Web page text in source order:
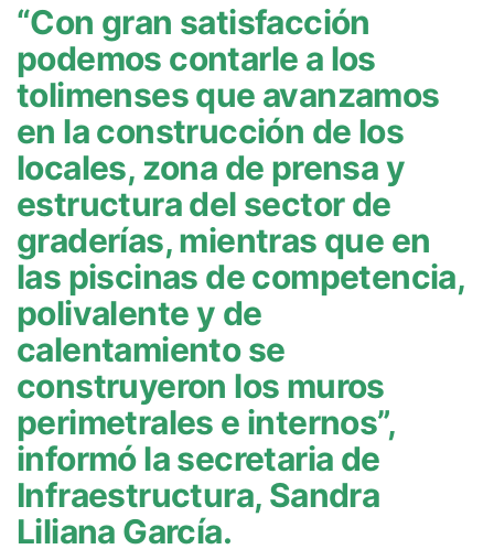
“Con gran satisfacción
podemos contarle a los
tolimenses que avanzamos
en la construcción de los
locales, zona de prensa y
estructura del sector de
graderías, mientras que en
las piscinas de competencia,
polivalente y de
calentamiento se
construyeron los muros
perimetrales e internos”,
informó la secretaria de
Infraestructura, Sandra
Liliana García.